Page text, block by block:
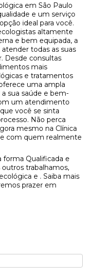
em São Paulo
e um serviço
ideal para você.
altamente
e bem equipada, a
todas as suas
Desde consultas
mais
e tratamentos
uma ampla
sua saúde e bem-
um atendimento
você se sinta
Não perca
mesmo na Clínica
com quem realmente
forma Qualificada e
trabalhamos,
e . Saiba mais
prazer em